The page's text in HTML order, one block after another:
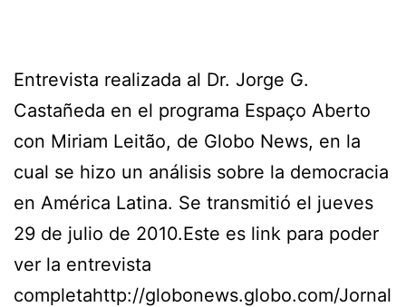
Entrevista realizada al Dr. Jorge G.
Castañeda en el programa Espaço Aberto
con Miriam Leitão, de Globo News, en la
cual se hizo un análisis sobre la democracia
en América Latina. Se transmitió el jueves
29 de julio de 2010.Este es link para poder
ver la entrevista
completahttp://globonews.globo.com/Jornal